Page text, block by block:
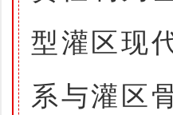
型灌区现
系与灌区